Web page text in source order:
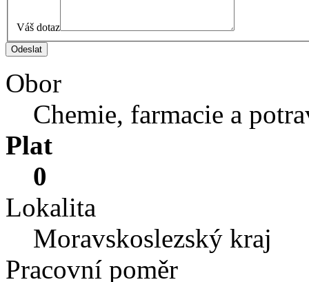
Váš dotaz
Obor
Chemie, farmacie a
Plat
0
Lokalita
Moravskoslezský kraj
Pracovní poměr